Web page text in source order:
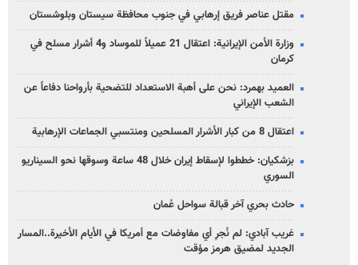
مقتل عناصر فريق إرهابي في جنوب محافظة سيستان وبلوشستان
وزارة الأمن الإيرانية: اعتقال 21 عميلاً للموساد و4 أشرار مسلح في
كرمان
العميد بهمرد: نحن على أهبة الاستعداد للتضحية بأرواحنا دفاعاً عن
الشعب الإيراني
اعتقال 8 من كبار الأشرار المسلحين ومنتسبي الجماعات الإرهابية
بزشكيان: خططوا لإسقاط إيران خلال 48 ساعة وسوقها نحو السيناريو
السوري
حادث بحري آخر قبالة سواحل عُمان
غريب آبادي: لم نُجرِ أي مفاوضات مع أمريكا في الأيام الأخيرة..المسار
الجديد لمضيق هرمز مؤقت